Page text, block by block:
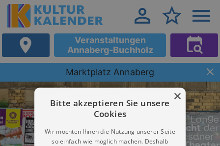
Veranstaltungen
Annaberg-Buchholz
Marktplatz Annaberg
×
Bitte akzeptieren Sie unsere
Cookies
Wir möchten Ihnen die Nutzung unserer Seite
so einfach wie möglich machen. Deshalb